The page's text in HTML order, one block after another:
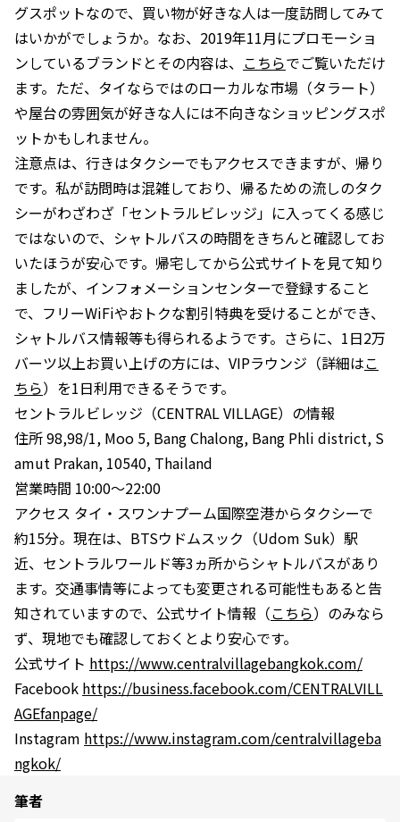
グスポットなので、買い物が好きな人は一度訪問してみて
はいかがでしょうか。なお、2019年11月にプロモーショ
ンしているブランドとその内容は、 こちらでご覧いただけ
ます。ただ、タイならではのローカルな市場（タラート）
や屋台の雰囲気が好きな人には不向きなショッピングスポ
ットかもしれません。
注意点は、行きはタクシーでもアクセスできますが、帰り
です。私が訪問時は混雑しており、帰るための流しのタク
シーがわざわざ「セントラルビレッジ」に入ってくる感じ
ではないので、シャトルバスの時間をきちんと確認してお
いたほうが安心です。帰宅してから公式サイトを見て知り
ましたが、インフォメーションセンターで登録すること
で、フリーWiFiやおトクな割引特典を受けることができ、
シャトルバス情報等も得られるようです。さらに、1日2万
バーツ以上お買い上げの方には、VIPラウンジ（詳細はこ
ちら）を1日利用できるそうです。
セントラルビレッジ（CENTRAL VILLAGE）の情報
住所 98,98/1, Moo 5, Bang Chalong, Bang Phli district, S
amut Prakan, 10540, Thailand
営業時間 10:00～22:00
アクセス タイ・スワンナプーム国際空港からタクシーで
約15分。現在は、BTSウドムスック（Udom Suk）駅
近、セントラルワールド等3ヵ所からシャトルバスがあり
ます。交通事情等によっても変更される可能性もあると告
知されていますので、公式サイト情報（こちら）のみなら
ず、現地でも確認しておくとより安心です。
公式サイト https://www.centralvillagebangkok.com/
Facebook https://business.facebook.com/CENTRALVILL
AGEfanpage/
Instagram https://www.instagram.com/centralvillageba
ngkok/
筆者